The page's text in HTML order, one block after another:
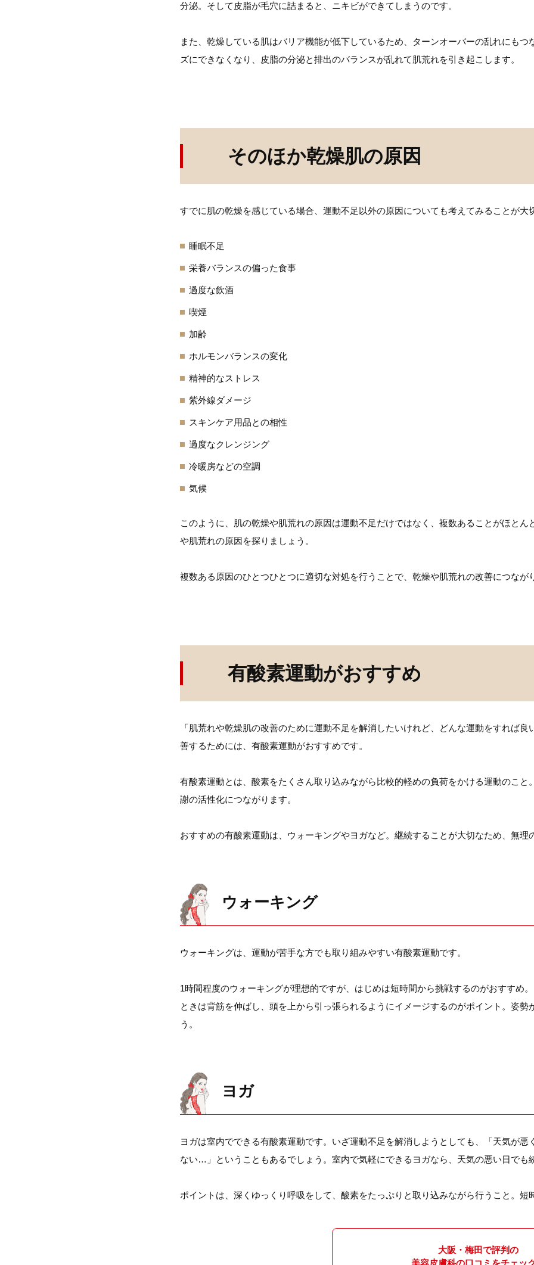
分泌。そして皮脂が毛穴に詰まると、ニキビができてしまうのです。
また、乾燥している肌はバリア機能が低下しているため、ターンオーバーの乱れにも
ズにできなくなり、皮脂の分泌と排出のバランスが乱れて肌荒れを引き起こします。
そのほか乾燥肌の原因
すでに肌の乾燥を感じている場合、運動不足以外の原因についても考えてみることが大
睡眠不足
栄養バランスの偏った食事
過度な飲酒
喫煙
加齢
ホルモンバランスの変化
精神的なストレス
紫外線ダメージ
スキンケア用品との相性
過度なクレンジング
冷暖房などの空調
気候
このように、肌の乾燥や肌荒れの原因は運動不足だけではなく、複数あることがほと
や肌荒れの原因を探りましょう。
複数ある原因のひとつひとつに適切な対処を行うことで、乾燥や肌荒れの改善につなが
有酸素運動がおすすめ
「肌荒れや乾燥肌の改善のために運動不足を解消したいけれど、どんな運動をすれば
善するためには、有酸素運動がおすすめです。
有酸素運動とは、酸素をたくさん取り込みながら比較的軽めの負荷をかける運動のこ
謝の活性化につながります。
おすすめの有酸素運動は、ウォーキングやヨガなど。継続することが大切なため、無
ウォーキング
ウォーキングは、運動が苦手な方でも取り組みやすい有酸素運動です。
1時間程度のウォーキングが理想的ですが、はじめは短時間から挑戦するのがおすすめ
ときは背筋を伸ばし、頭を上から引っ張られるようにイメージするのがポイント。姿
う。
ヨガ
ヨガは室内でできる有酸素運動です。いざ運動不足を解消しようとしても、「天気が
ない…」ということもあるでしょう。室内で気軽にできるヨガなら、天気の悪い日でも
ポイントは、深くゆっくり呼吸をして、酸素をたっぷりと取り込みながら行うこと。
大阪・梅田で評判の
美容皮膚科の口コミをチェッ